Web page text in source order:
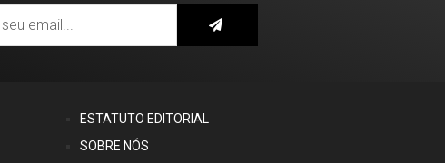
ESTATUTO EDITORIAL
SOBRE NÓS